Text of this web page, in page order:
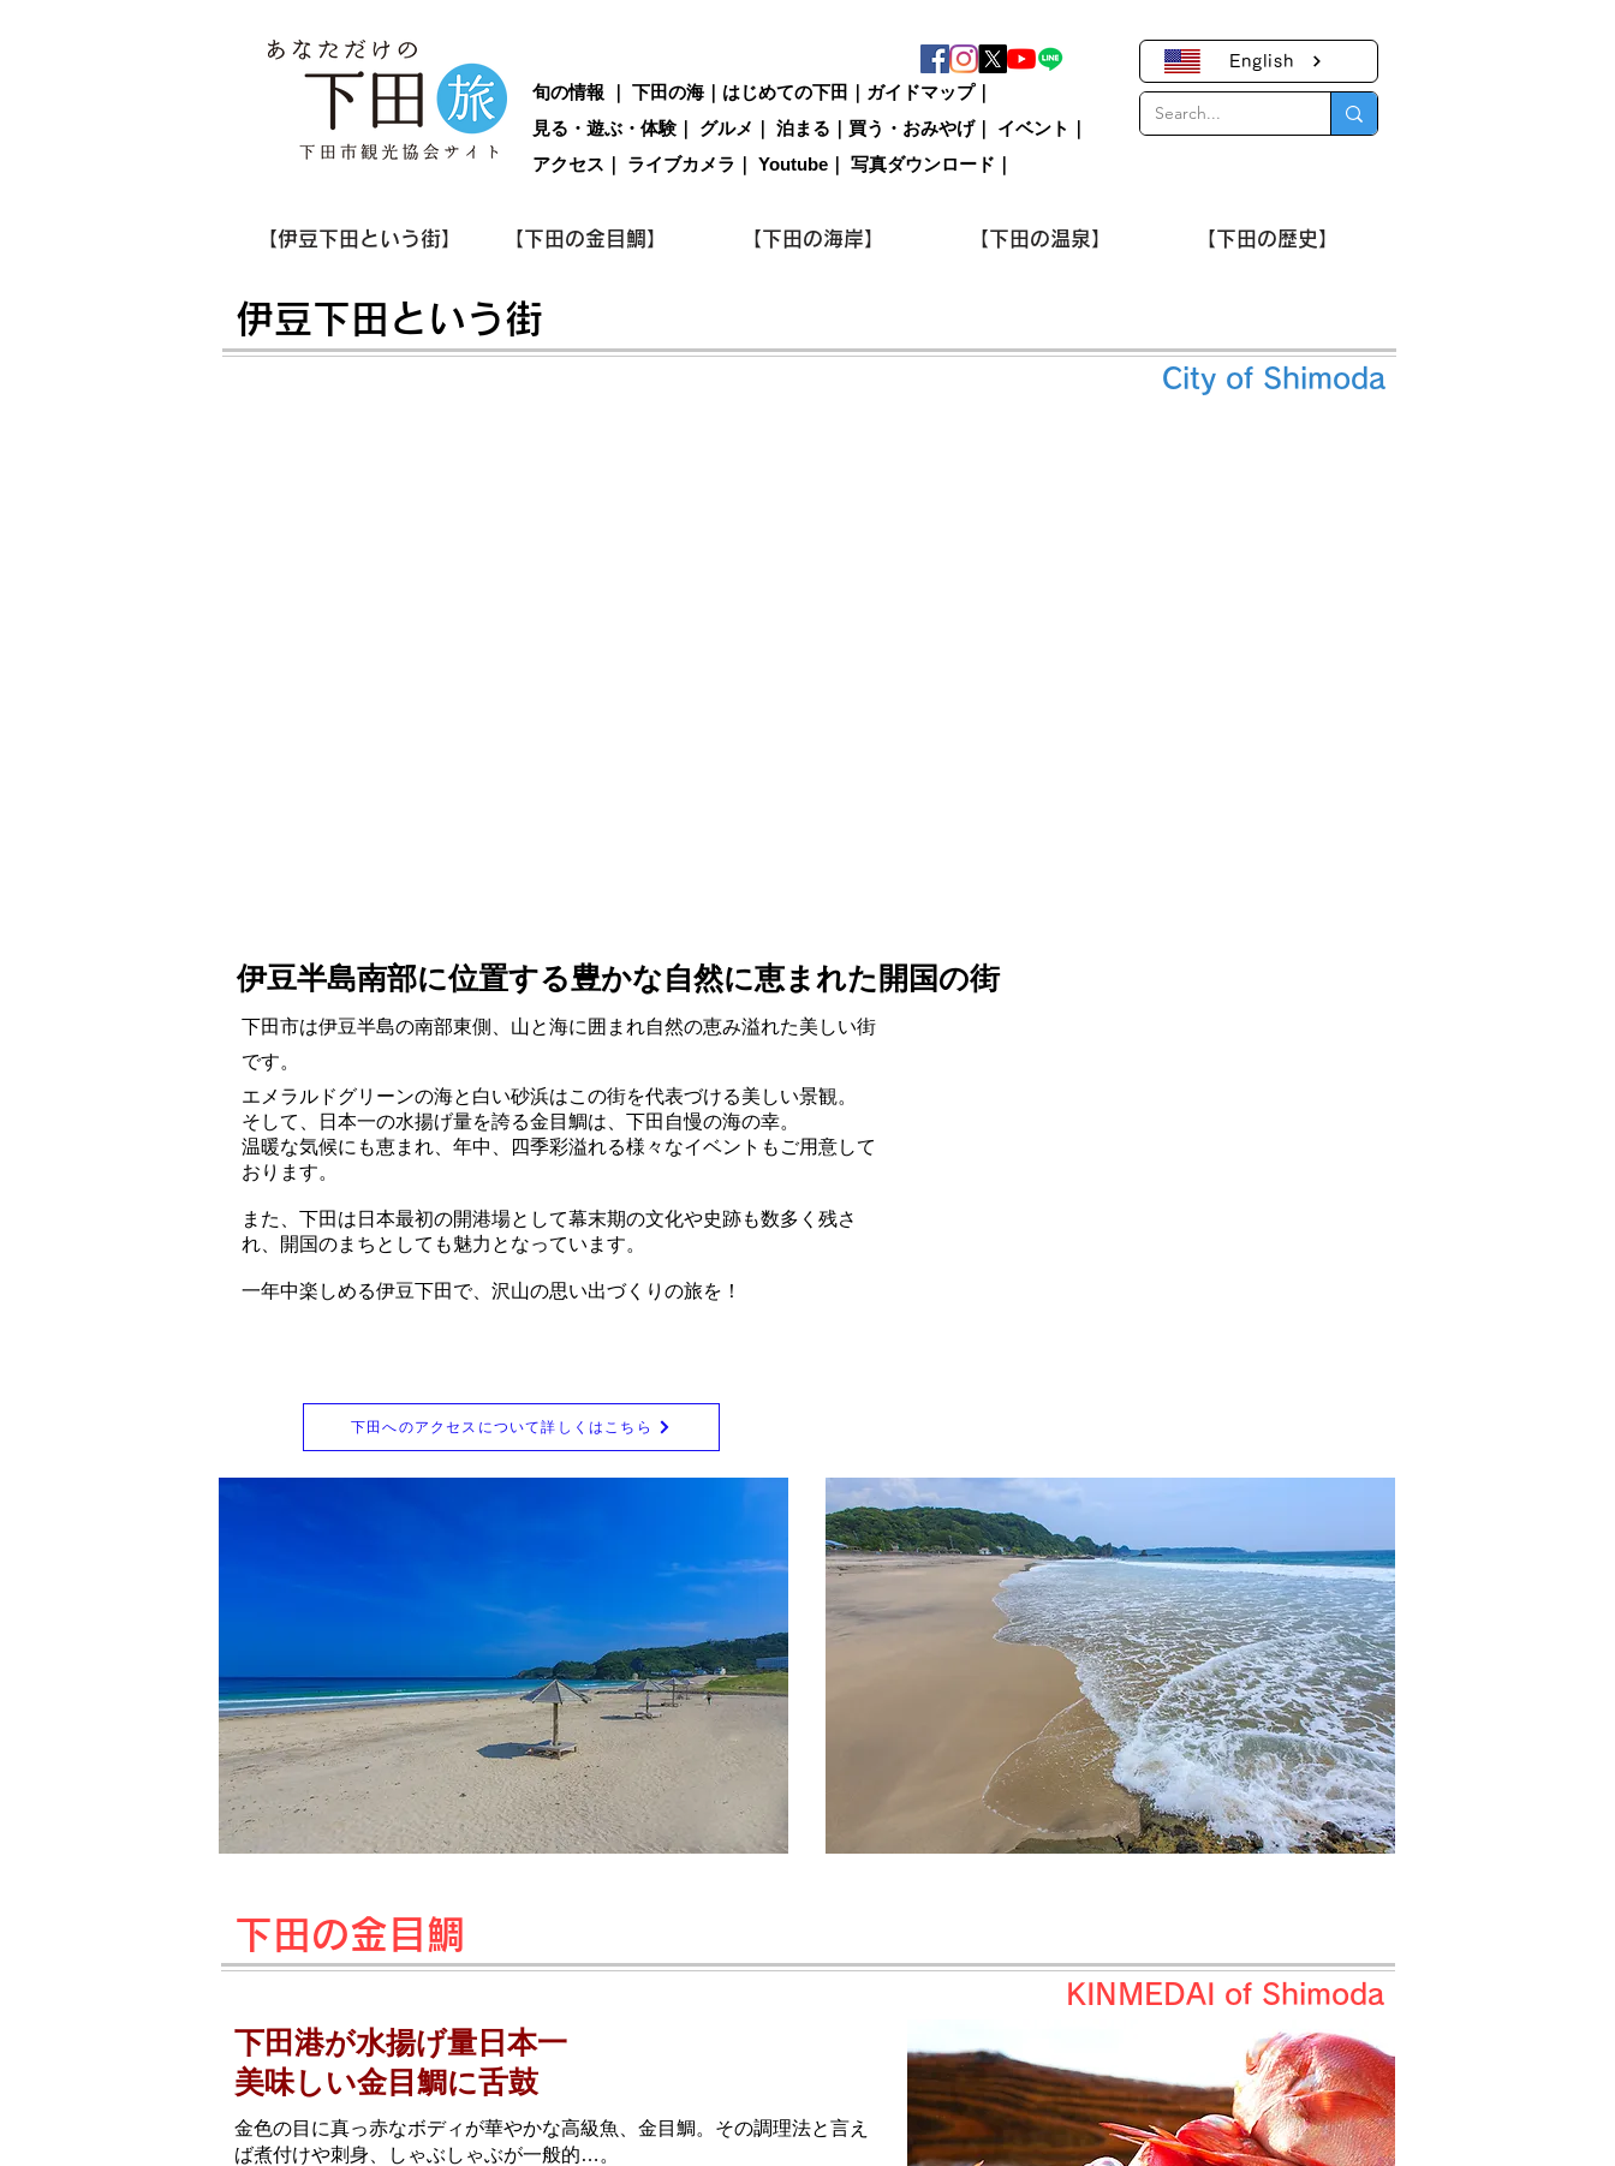
旬の情報 ｜ 下田の海 ｜ はじめての下田 ｜ ガイドマップ｜
見る・遊ぶ・体験｜ グルメ ｜ 泊まる ｜ 買う・おみやげ｜ イベント｜
アクセス ｜ ライブカメラ ｜ Youtube ｜ 写真ダウンロード ｜
English
【伊豆下田という街】 【下田の金目鯛】 【下田の海岸】 【下田の温泉】 【下田の歴史】
伊豆下田という街
City of Shimoda
伊豆半島南部に位置する豊かな自然に恵まれた開国の街
下田市は伊豆半島の南部東側、山と海に囲まれ自然の恵み溢れた美しい街
です。
エメラルドグリーンの海と白い砂浜はこの街を代表づける美しい景観。
そして、日本一の水揚げ量を誇る金目鯛は、下田自慢の海の幸。
温暖な気候にも恵まれ、年中、四季彩溢れる様々なイベントもご用意して
おります。
また、下田は日本最初の開港場として幕末期の文化や史跡も数多く残さ
れ、開国のまちとしても魅力となっています。
一年中楽しめる伊豆下田で、沢山の思い出づくりの旅を！
下田へのアクセスについて詳しくはこちら
下田の金目鯛
KINMEDAI of Shimoda
下田港が水揚げ量日本一
美味しい金目鯛に舌鼓
金色の目に真っ赤なボディが華やかな高級魚、金目鯛。その調理法と言え
ば煮付けや刺身、しゃぶしゃぶが一般的…。